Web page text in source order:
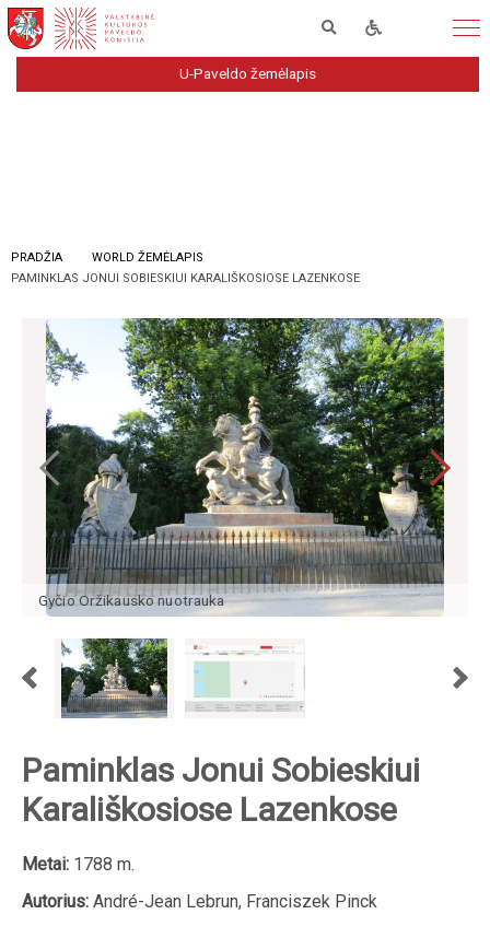
U-Paveldo žemėlapis
PRADŽIA
WORLD ŽEMĖLAPIS
PAMINKLAS JONUI SOBIESKIUI KARALIŠKOSIOSE LAZENKOSE
Gyčio Oržikausko nuotrauka
Paminklas Jonui Sobieskiui
Karališkosiose Lazenkose
Metai: 1788 m.
Autorius: André-Jean Lebrun, Franciszek Pinck